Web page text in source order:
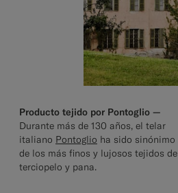
Producto tejido por Pontoglio —
Durante más de 130 años, el telar
italiano Pontoglio ha sido sinónimo
de los más finos y lujosos tejidos de
terciopelo y pana.